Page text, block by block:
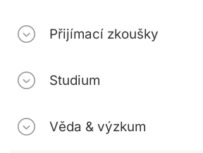
Přijímací zkoušky
Studium
Věda & výzkum